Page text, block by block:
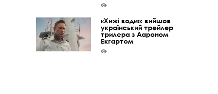
«Хижі води»: вийшов
український трейлер
трилера з Аароном
Екгартом